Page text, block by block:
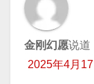
金刚幻愿说道
2025年4月